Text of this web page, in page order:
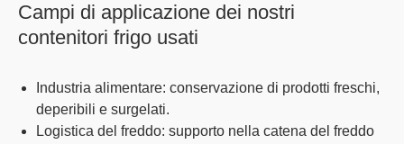
Campi di applicazione dei nostri
contenitori frigo usati
Industria alimentare: conservazione di prodotti freschi,
deperibili e surgelati.
Logistica del freddo: supporto nella catena del freddo